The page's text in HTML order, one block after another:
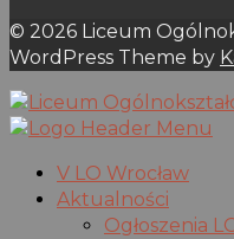
© 2026 Liceum
WordPress Theme by
V LO Wrocław
Aktualności
Ogłoszenia